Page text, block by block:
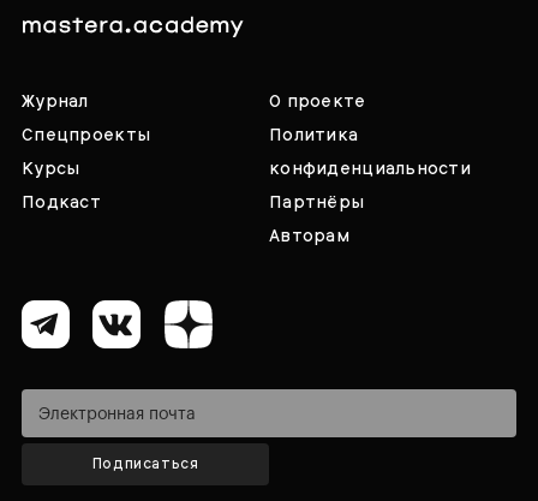
Журнал
Спецпроекты
Курсы
Подкаст
О проекте
Политика
конфиденциальности
Партнёры
Авторам
Подписаться